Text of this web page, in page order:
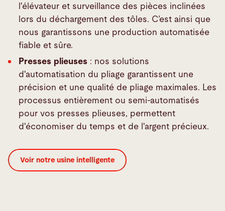
l'élévateur et surveillance des pièces inclinées
lors du déchargement des tôles. C’est ainsi que
nous garantissons une production automatisée
fiable et sûre.
Presses plieuses: nos solutions
d'automatisation du pliage garantissent une
précision et une qualité de pliage maximales. Les
processus entièrement ou semi-automatisés
pour vos presses plieuses, permettent
d'économiser du temps et de l'argent précieux.
Voir notre usine intelligente